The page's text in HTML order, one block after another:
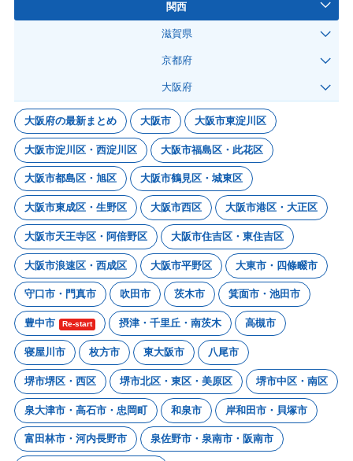
関西
滋賀県
京都府
大阪府
大阪府の最新まとめ 大阪市 大阪市東淀川区
大阪市淀川区・西淀川区 大阪市福島区・此花区
大阪市都島区・旭区 大阪市鶴見区・城東区
大阪市東成区・生野区 大阪市西区 大阪市港区・大正区
大阪市天王寺区・阿倍野区 大阪市住吉区・東住吉区
大阪市浪速区・西成区 大阪市平野区 大東市・四條畷市
守口市・門真市 吹田市 茨木市 箕面市・池田市
豊中市 Re-start 摂津・千里丘・南茨木 高槻市
寝屋川市 枚方市 東大阪市 八尾市
堺市堺区・西区 堺市北区・東区・美原区 堺市中区・南区
泉大津市・高石市・忠岡町 和泉市 岸和田市・貝塚市
富田林市・河内長野市 泉佐野市・泉南市・阪南市